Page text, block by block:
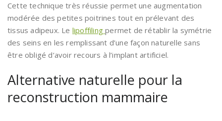
Cette technique très réussie permet une augmentation
modérée des petites poitrines tout en prélevant des
tissus adipeux. Le lipoffilingpermet de rétablir la symétrie
des seins en les remplissant d’une façon naturelle sans
être obligé d’avoir recours à l’implant artificiel.
Alternative naturelle pour la
reconstruction mammaire